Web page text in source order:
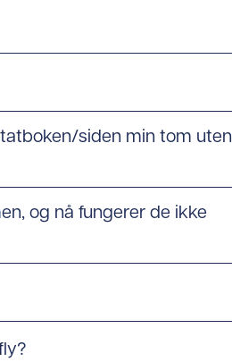
siden min tom uten
og nå fungerer de ikke